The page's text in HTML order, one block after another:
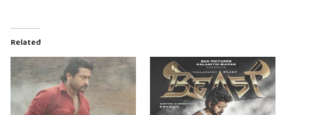
Related